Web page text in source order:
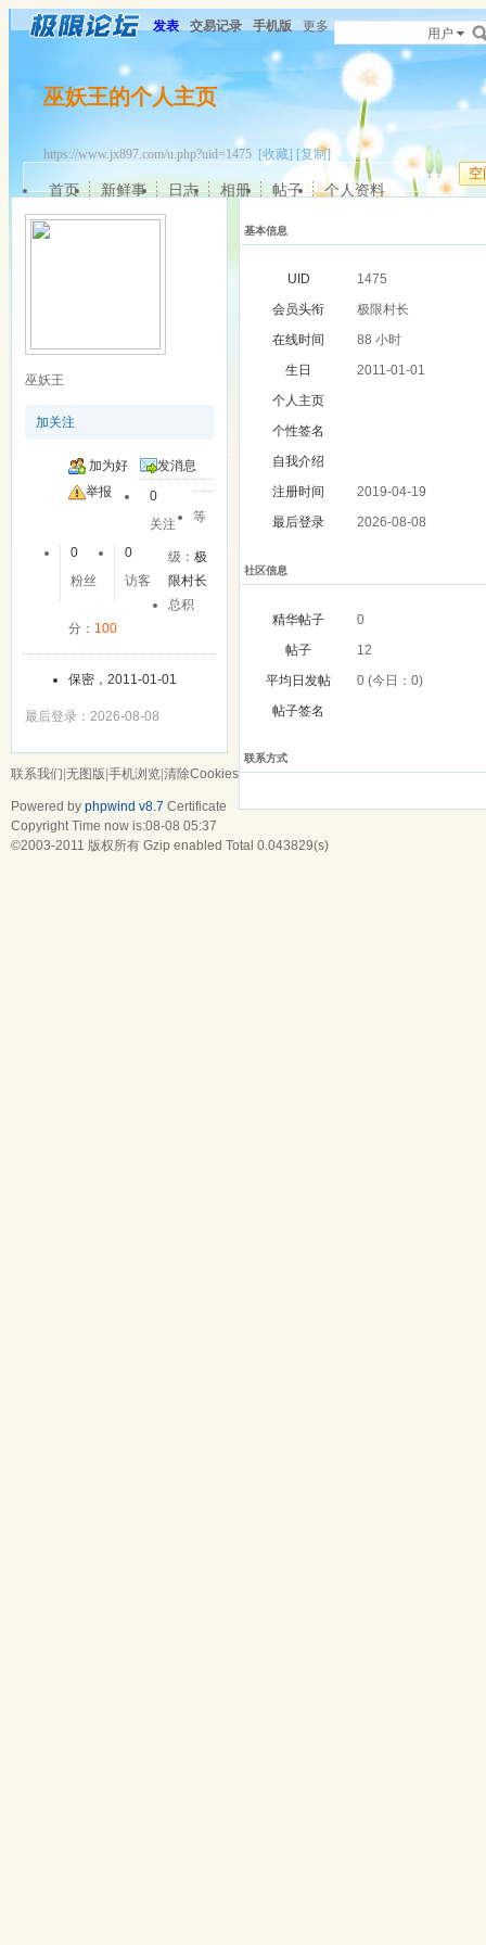
发表 交易记录 手机版 更多 用户
巫妖王的个人主页
https://www.jx897.com/u.php?uid=1475 [收藏] [复制]
空
首页 新鲜事 日志 相册 帖子 个人资料
巫妖王
加关注
加为好
友
发消息
举报
0
关注
0
粉丝
0
访客
等
级：极
限村长
总积
分： 100
保密，2011-01-01
最后登录：2026-08-08
基本信息
UID
1475
会员头衔
极限村长
在线时间
88 小时
生日
2011-01-01
个人主页
个性签名
自我介绍
注册时间
2019-04-19
最后登录
2026-08-08
社区信息
精华帖子
0
帖子
12
平均日发帖
0 (今日：0)
帖子签名
联系方式
联系我们 无图版 手机浏览 清除Cookies
Powered by phpwind v8.7 Certificate
Copyright Time now is:08-08 05:37
©2003-2011 版权所有 Gzip enabled Total 0.043829(s)